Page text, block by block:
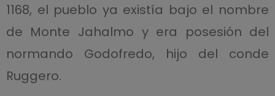
1168, el pueblo ya existía bajo el nombre
de Monte Jahalmo y era posesión del
normando Godofredo, hijo del conde
Ruggero.